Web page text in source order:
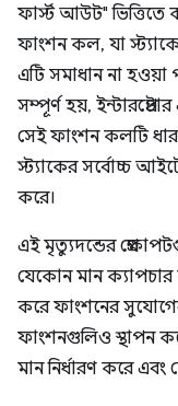
ফার্স্ট আউট" ভিত্তিতে
ফাংশন কল, যা
এটি সমাধান না হওয়া
সম্পূর্ণ হয়,
সেই ফাংশন কলটি
স্ট্যাকের সর্বোচ্চ
করে।
এই মৃত্যুদন্ডের
যেকোন মান ক্যাপচার
করে ফাংশনের
ফাংশনগুলিও স্থাপন
মান নির্ধারণ করে এবং